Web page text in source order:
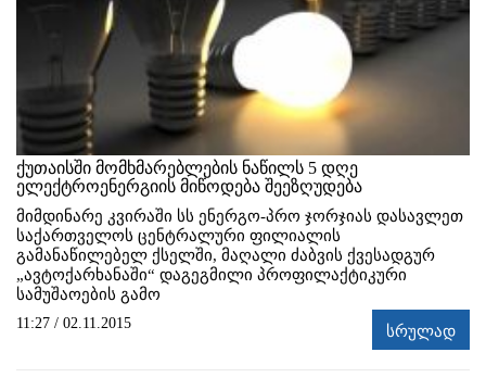
ქუთაისში მომხმარებლების ნაწილს 5 დღე
ელექტროენერგიის მიწოდება შეეზღუდება
მიმდინარე კვირაში სს ენერგო-პრო ჯორჯიას დასავლეთ
საქართველოს ცენტრალური ფილიალის
გამანაწილებელ ქსელში, მაღალი ძაბვის ქვესადგურ
„ავტოქარხანაში“ დაგეგმილი პროფილაქტიკური
სამუშაოების გამო
11:27 / 02.11.2015 სრულად